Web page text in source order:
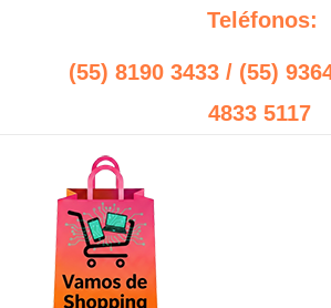
contenido
Teléfonos:
(55) 8190 3433 / (55)
4833 5117